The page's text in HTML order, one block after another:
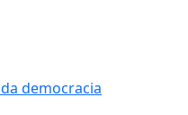
democracia